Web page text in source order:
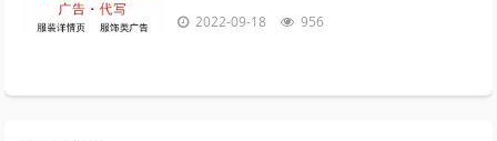
的目的，是放松我们自己4时间会折旧这件
2022-09-18 956